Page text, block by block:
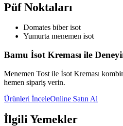
Püf Noktaları
Domates biber isot
Yumurta menemen isot
Bamu İsot Kreması ile
Menemen Tost ile İsot Kreması
hemen sipariş verin.
Ürünleri İnceleOnline Satın Al
İlgili Yemekler